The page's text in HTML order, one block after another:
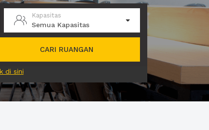
Kapasitas
Semua Kapasitas
CARI RUANGAN
di sini